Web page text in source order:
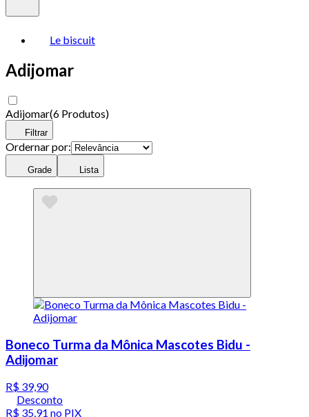
Le biscuit
Adijomar
Adijomar(6 Produtos)
Filtrar
Ordernar por:
Grade Lista
Boneco Turma da Mônica Mascotes Bidu -
Adijomar
R$ 39,90
Desconto
R$ 35,91 no PIX